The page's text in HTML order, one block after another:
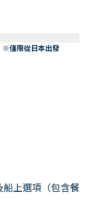
※僅限從日本出發
上選項（包含餐